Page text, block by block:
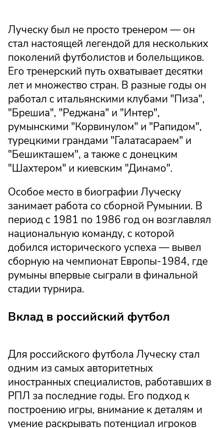
Луческу был не просто тренером — он
стал настоящей легендой для нескольких
поколений футболистов и болельщиков.
Его тренерский путь охватывает десятки
лет и множество стран. В разные годы он
работал с итальянскими клубами "Пиза",
"Брешиа", "Реджана" и "Интер",
румынскими "Корвинулом" и "Рапидом",
турецкими грандами "Галатасараем" и
"Бешикташем", а также с донецким
"Шахтером" и киевским "Динамо".
Особое место в биографии Луческу
занимает работа со сборной Румынии. В
период с 1981 по 1986 год он возглавлял
национальную команду, с которой
добился исторического успеха — вывел
сборную на чемпионат Европы-1984, где
румыны впервые сыграли в финальной
стадии турнира.
Вклад в российский футбол
Для российского футбола Луческу стал
одним из самых авторитетных
иностранных специалистов, работавших в
РПЛ за последние годы. Его подход к
построению игры, внимание к деталям и
умение раскрывать потенциал игроков